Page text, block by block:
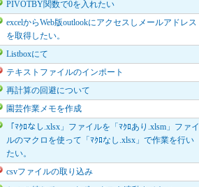
PIVOTBY関数で0を入れたい
excelからWeb版outlookにアクセスしメールアドレス
を取得したい。
Listboxにて
テキストファイルのインポート
再計算の回避について
園芸作業メモを作成
「ﾏｸﾛなし.xlsx」ファイルを「ﾏｸﾛあり.xlsm」ファイ
ルのマクロを使って「ﾏｸﾛなし.xlsx」で作業を行い
たい。
csvファイルの取り込み